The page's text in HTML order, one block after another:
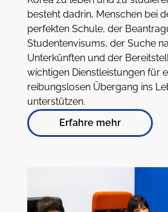
besteht dadrin, Menschen bei
perfekten Schule, der
Studentenvisums, der Suche
Unterkünften und der
wichtigen Dienstleistungen für
reibungslosen Übergang ins
unterstützen.
Erfahre mehr